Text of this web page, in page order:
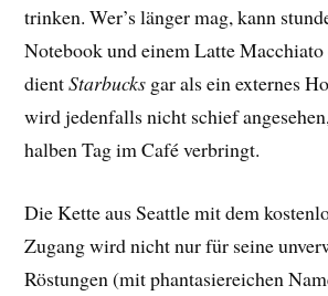
trinken. Wer’s länger mag, kann
Notebook und einem Latte Macchiato
dientStarbucks gar als ein externes
wird jedenfalls nicht schief
halben Tag im Café verbringt.
Die Kette aus Seattle mit dem
Zugang wird nicht nur für seine
Röstungen (mit phantasiereichen